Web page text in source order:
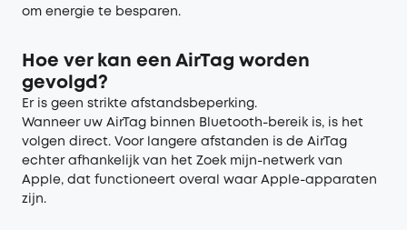
om energie te besparen.
Hoe ver kan een AirTag worden
gevolgd?
Er is geen strikte afstandsbeperking.
Wanneer uw AirTag binnen Bluetooth-bereik is, is het
volgen direct. Voor langere afstanden is de AirTag
echter afhankelijk van het Zoek mijn-netwerk van
Apple, dat functioneert overal waar Apple-apparaten
zijn.